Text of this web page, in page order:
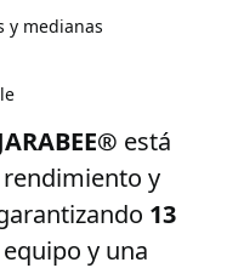
y medianas
está
y
13
y una